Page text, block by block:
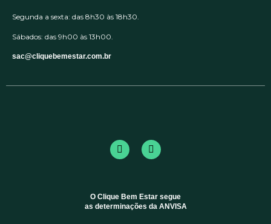
Segunda a sexta: das 8h30 às 18h30.
Sábados: das 9h00 às 13h00.
sac@cliquebemestar.com.br
O Clique Bem Estar segue
as determinações da ANVISA